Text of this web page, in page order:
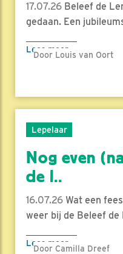
17.07.26 Beleef de
gedaan. Een
Lees meer
Door Louis van Oort
Lepelaar
Nog even
de l..
16.07.26 Wat een
weer bij de Beleef
Lees meer
Door Camilla Dreef